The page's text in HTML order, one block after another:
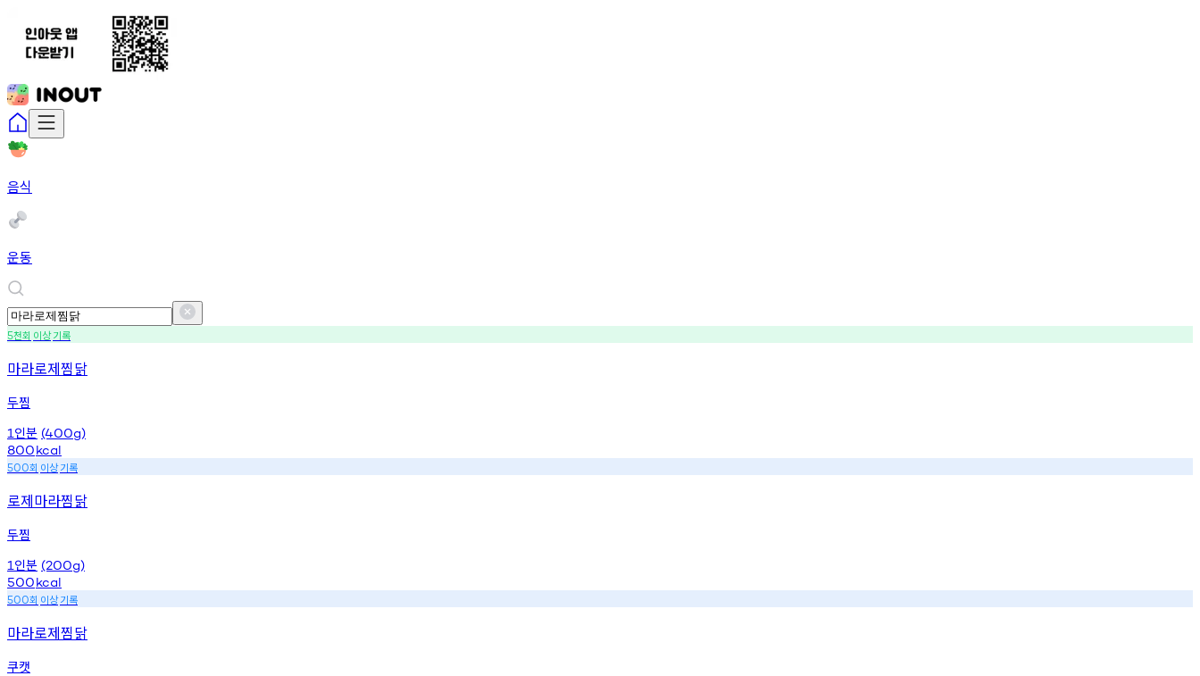
음식
운동
5천회 이상기록
마라로제찜닭
두찜
1 인분 (400g)
800kcal
500회 이상기록
로제마라찜닭
두찜
1 인분 (200g)
500kcal
500회 이상기록
마라로제찜닭
쿠캣